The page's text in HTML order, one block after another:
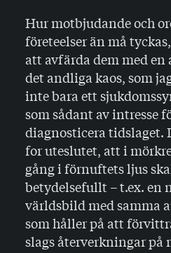
Hur motbjudande och
företeelser än må
att avfärda dem med
det andliga kaos, som
inte bara ett
som sådant av intresse
diagnosticera tidslaget.
for uteslutet, att i
gång i förnuftets ljus
betydelse­fullt – t.ex. en
världsbild med samma
som håller på att
slags återverkningar på